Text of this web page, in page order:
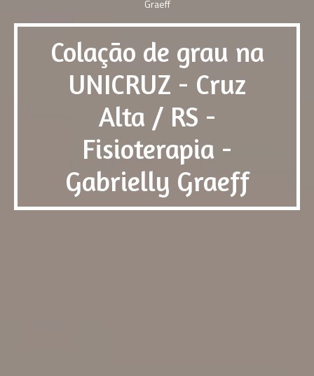
Colação de grau na
UNICRUZ - Cruz
Alta / RS -
Fisioterapia -
Gabrielly Graeff